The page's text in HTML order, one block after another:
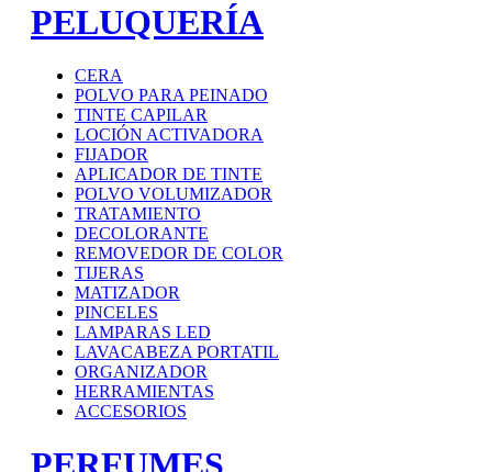
PELUQUERÍA
CERA
POLVO PARA PEINADO
TINTE CAPILAR
LOCIÓN ACTIVADORA
FIJADOR
APLICADOR DE TINTE
POLVO VOLUMIZADOR
TRATAMIENTO
DECOLORANTE
REMOVEDOR DE COLOR
TIJERAS
MATIZADOR
PINCELES
LAMPARAS LED
LAVACABEZA PORTATIL
ORGANIZADOR
HERRAMIENTAS
ACCESORIOS